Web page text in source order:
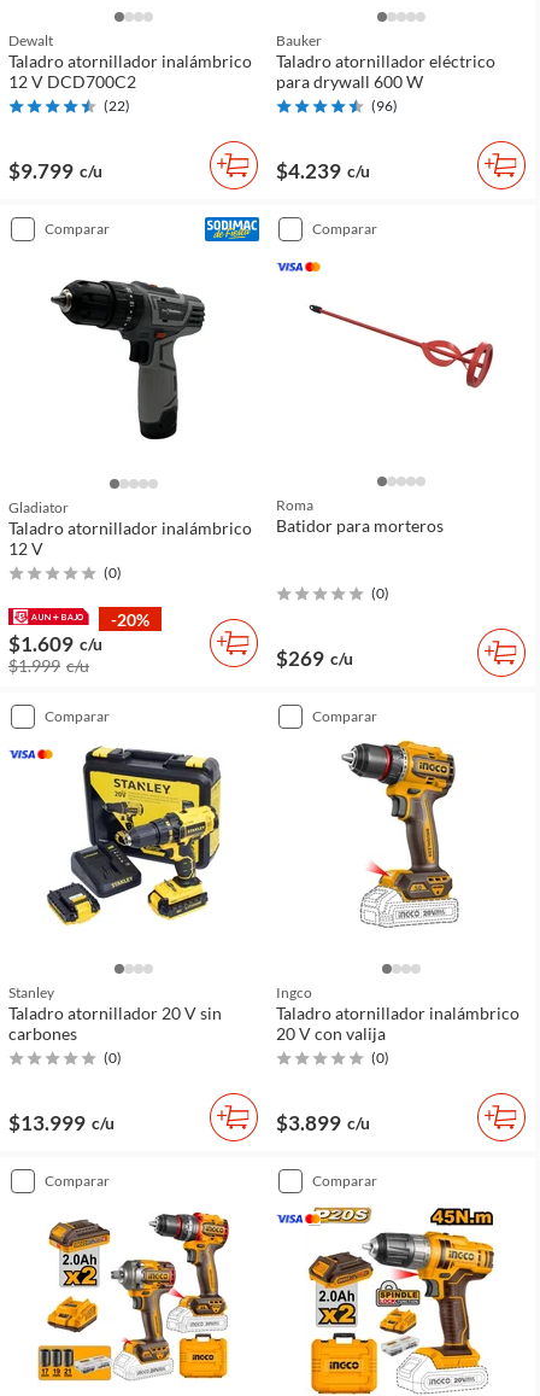
Dewalt
Taladro atornillador inalámbrico
12 V DCD700C2
(22)
$9.799 c/u
Bauker
Taladro atornillador eléctrico
para drywall 600 W
(96)
$4.239 c/u
comparar
Gladiator
Taladro atornillador inalámbrico
12 V
(0)
-20%
$1.609 c/u
$1.999 c/u
comparar
Roma
Batidor para morteros
(0)
$269 c/u
comparar
Stanley
Taladro atornillador 20 V sin
carbones
(0)
$13.999 c/u
comparar
Ingco
Taladro atornillador inalámbrico
20 V con valija
(0)
$3.899 c/u
comparar comparar